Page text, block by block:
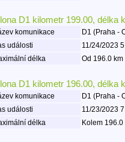
D1 kilometr 199.00, délka
komunikace
D1 (Praha -
události
11/24/2023
délka
Od 196.0
D1 kilometr 196.00, délka
komunikace
D1 (Praha -
události
11/23/2023
délka
Kolem